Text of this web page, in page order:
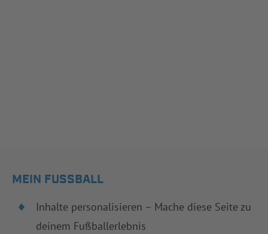
MEIN FUSSBALL
Inhalte personalisieren – Mache diese Seite zu
deinem Fußballerlebnis